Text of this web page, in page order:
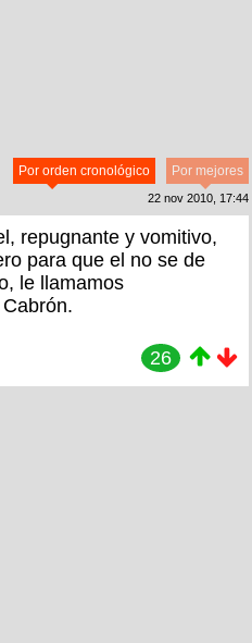
Por mejores
Por orden cronológico
22 nov 2010, 17:44
repugnante y vomitivo,
para que el no se de
le llamamos
26